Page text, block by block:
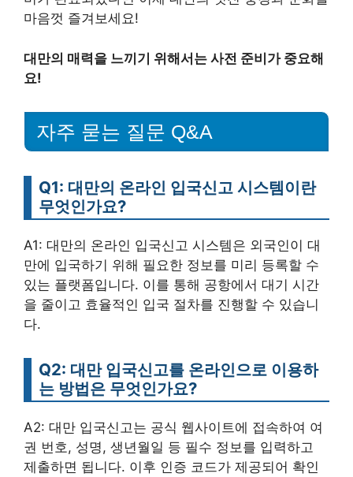
마음껏 즐겨보세요!
대만의 매력을 느끼기 위해서는 사전 준비가 중요해
요!
자주 묻는 질문 Q&A
Q1: 대만의 온라인 입국신고 시스템이란
무엇인가요?
A1: 대만의 온라인 입국신고 시스템은 외국인이 대
만에 입국하기 위해 필요한 정보를 미리 등록할 수
있는 플랫폼입니다. 이를 통해 공항에서 대기 시간
을 줄이고 효율적인 입국 절차를 진행할 수 있습니
다.
Q2: 대만 입국신고를 온라인으로 이용하
는 방법은 무엇인가요?
A2: 대만 입국신고는 공식 웹사이트에 접속하여 여
권 번호, 성명, 생년월일 등 필수 정보를 입력하고
제출하면 됩니다. 이후 인증 코드가 제공되어 확인